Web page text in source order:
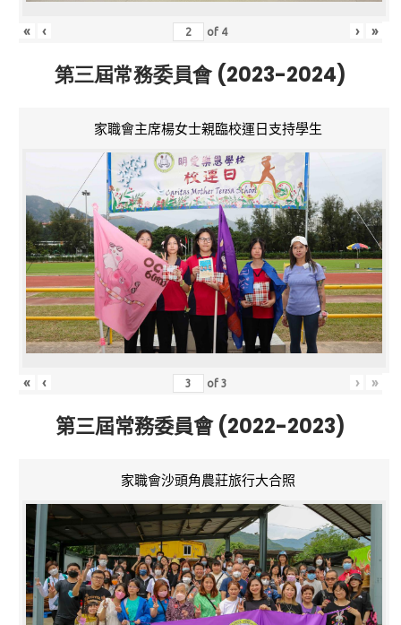
« ‹ of 4 › »
第三屆常務委員會 (2023-2024)
家職會主席楊女士親臨校運日支持學生
« ‹ of3 › »
第三屆常務委員會 (2022-2023)
家職會沙頭角農莊旅行大合照